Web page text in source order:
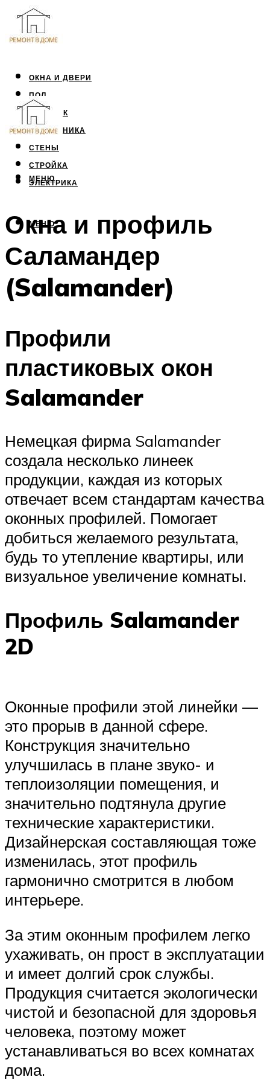
ОКНА И ДВЕРИ
ПОЛ
ПОТОЛОК
САНТЕХНИКА
СТЕНЫ
СТРОЙКА
ЭЛЕКТРИКА
МЕНЮ
МЕНЮ
Окна и профиль
Саламандер
(Salamander)
Профили
пластиковых окон
Salamander
Немецкая фирма Salamander
создала несколько линеек
продукции, каждая из которых
отвечает всем стандартам качества
оконных профилей. Помогает
добиться желаемого результата,
будь то утепление квартиры, или
визуальное увеличение комнаты.
Профиль Salamander
2D
Оконные профили этой линейки —
это прорыв в данной сфере.
Конструкция значительно
улучшилась в плане звуко- и
теплоизоляции помещения, и
значительно подтянула другие
технические характеристики.
Дизайнерская составляющая тоже
изменилась, этот профиль
гармонично смотрится в любом
интерьере.
За этим оконным профилем легко
ухаживать, он прост в эксплуатации
и имеет долгий срок службы.
Продукция считается экологически
чистой и безопасной для здоровья
человека, поэтому может
устанавливаться во всех комнатах
дома.